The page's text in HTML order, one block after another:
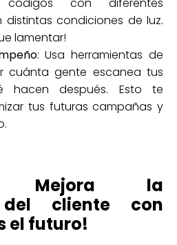
con diferentes
distintas condiciones de luz.
lamentar!
: Usa herramientas de
cuánta gente escanea tus
hacen después. Esto te
tus futuras campañas y
Mejora la
del cliente con
el futuro!